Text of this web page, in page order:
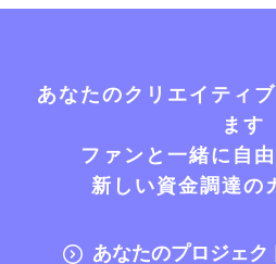
あなたのクリエイティ
ます
ファンと一緒に自
新しい資金調達の
あなたのプロジェ